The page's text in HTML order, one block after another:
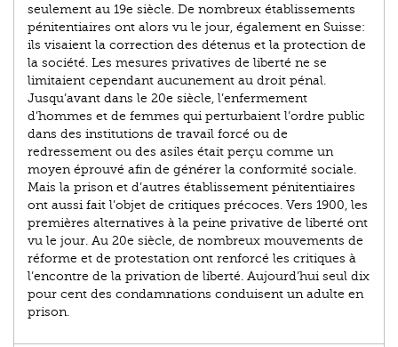
seulement au 19e siècle. De nombreux établissements
pénitentiaires ont alors vu le jour, également en Suisse:
ils visaient la correction des détenus et la protection de
la société. Les mesures privatives de liberté ne se
limitaient cependant aucunement au droit pénal.
Jusqu’avant dans le 20e siècle, l’enfermement
d’hommes et de femmes qui perturbaient l’ordre public
dans des institutions de travail forcé ou de
redressement ou des asiles était perçu comme un
moyen éprouvé afin de générer la conformité sociale.
Mais la prison et d’autres établissement pénitentiaires
ont aussi fait l’objet de critiques précoces. Vers 1900, les
premières alternatives à la peine privative de liberté ont
vu le jour. Au 20e siècle, de nombreux mouvements de
réforme et de protestation ont renforcé les critiques à
l’encontre de la privation de liberté. Aujourd’hui seul dix
pour cent des condamnations conduisent un adulte en
prison.